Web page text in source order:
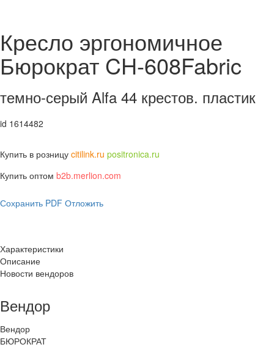
Кресло эргономичное
Бюрократ CH-608Fabric
темно-серый Alfa 44 крестов. пластик
id 1614482
Купить в розницу citilink.ru positronica.ru
Купить оптом b2b.merlion.com
Сохранить PDF Отложить
Характеристики
Описание
Новости вендоров
Вендор
Вендор
БЮРОКРАТ